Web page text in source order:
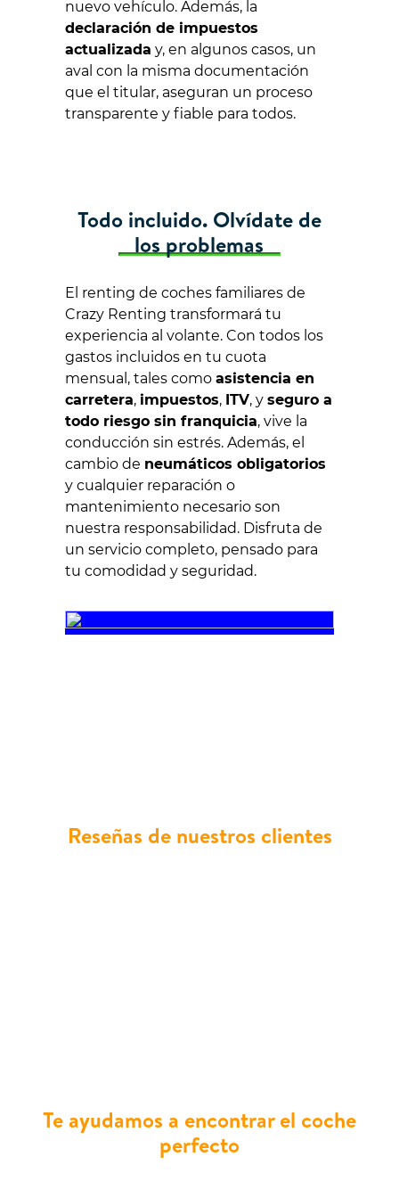
nuevo vehículo. Además, la
declaración de impuestos
actualizada y, en algunos casos, un
aval con la misma documentación
que el titular, aseguran un proceso
transparente y fiable para todos.
Todo incluido. Olvídate de
los problemas
El renting de coches familiares de
Crazy Renting transformará tu
experiencia al volante. Con todos los
gastos incluidos en tu cuota
mensual, tales como asistencia en
carretera, impuestos, ITV, y seguro a
todo riesgo sin franquicia, vive la
conducción sin estrés. Además, el
cambio de neumáticos obligatorios
y cualquier reparación o
mantenimiento necesario son
nuestra responsabilidad. Disfruta de
un servicio completo, pensado para
tu comodidad y seguridad.
Reseñas de nuestros clientes
Te ayudamos a encontrar el coche
perfecto